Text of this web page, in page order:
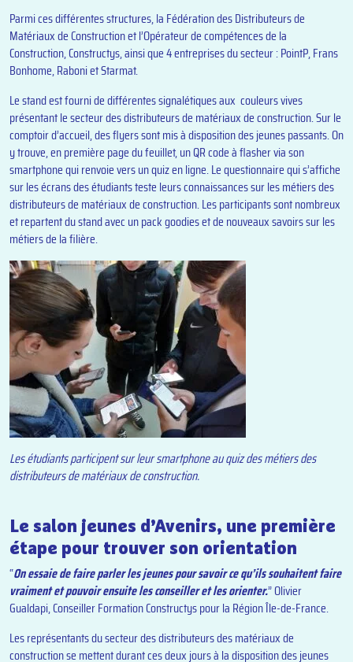
Parmi ces différentes structures, la Fédération des Distributeurs de
Matériaux de Construction et l’Opérateur de compétences de la
Construction, Constructys, ainsi que 4 entreprises du secteur : PointP, Frans
Bonhome, Raboni et Starmat.
Le stand est fourni de différentes signalétiques aux couleurs vives
présentant le secteur des distributeurs de matériaux de construction. Sur le
comptoir d’accueil, des flyers sont mis à disposition des jeunes passants. On
y trouve, en première page du feuillet, un QR code à flasher via son
smartphone qui renvoie vers un quiz en ligne. Le questionnaire qui s’affiche
sur les écrans des étudiants teste leurs connaissances sur les métiers des
distributeurs de matériaux de construction. Les participants sont nombreux
et repartent du stand avec un pack goodies et de nouveaux savoirs sur les
métiers de la filière.
Les étudiants participent sur leur smartphone au quiz des métiers des
distributeurs de matériaux de construction.
Le salon jeunes d’Avenirs, une première
étape pour trouver son orientation
“On essaie de faire parler les jeunes pour savoir ce qu’ils souhaitent faire
vraiment et pouvoir ensuite les conseiller et les orienter.” Olivier
Gualdapi, Conseiller Formation Constructys pour la Région Île-de-France.
Les représentants du secteur des distributeurs des matériaux de
construction se mettent durant ces deux jours à la disposition des jeunes